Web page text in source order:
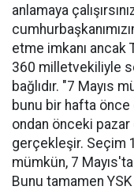
anlamaya
etme imkanı
360 milletvekiliyle
bağlıdır. "7 Mayıs
bunu bir hafta önce
ondan önceki
gerçekleşir. Seçim
mümkün, 7
Bunu tamamen